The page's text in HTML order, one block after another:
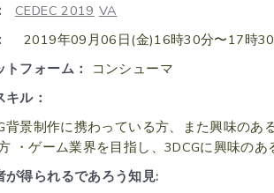
CEDEC 2019 VA
2019年09月06日(金)16時30分〜17時
トフォーム：
コンシューマ
キル：
背景制作に携わっている方、また興味の
・ゲーム業界を目指し、3DCGに興味のあ
が得られるであろう知見: